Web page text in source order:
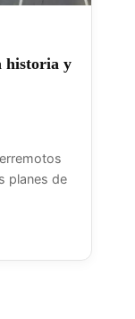
historia y
planes de